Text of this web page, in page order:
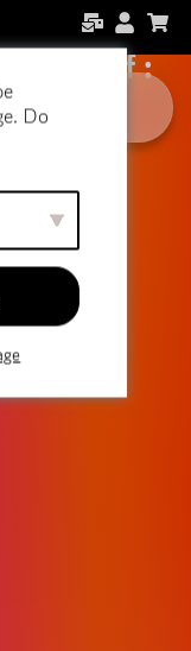
et
lucratif :
ligne
Do